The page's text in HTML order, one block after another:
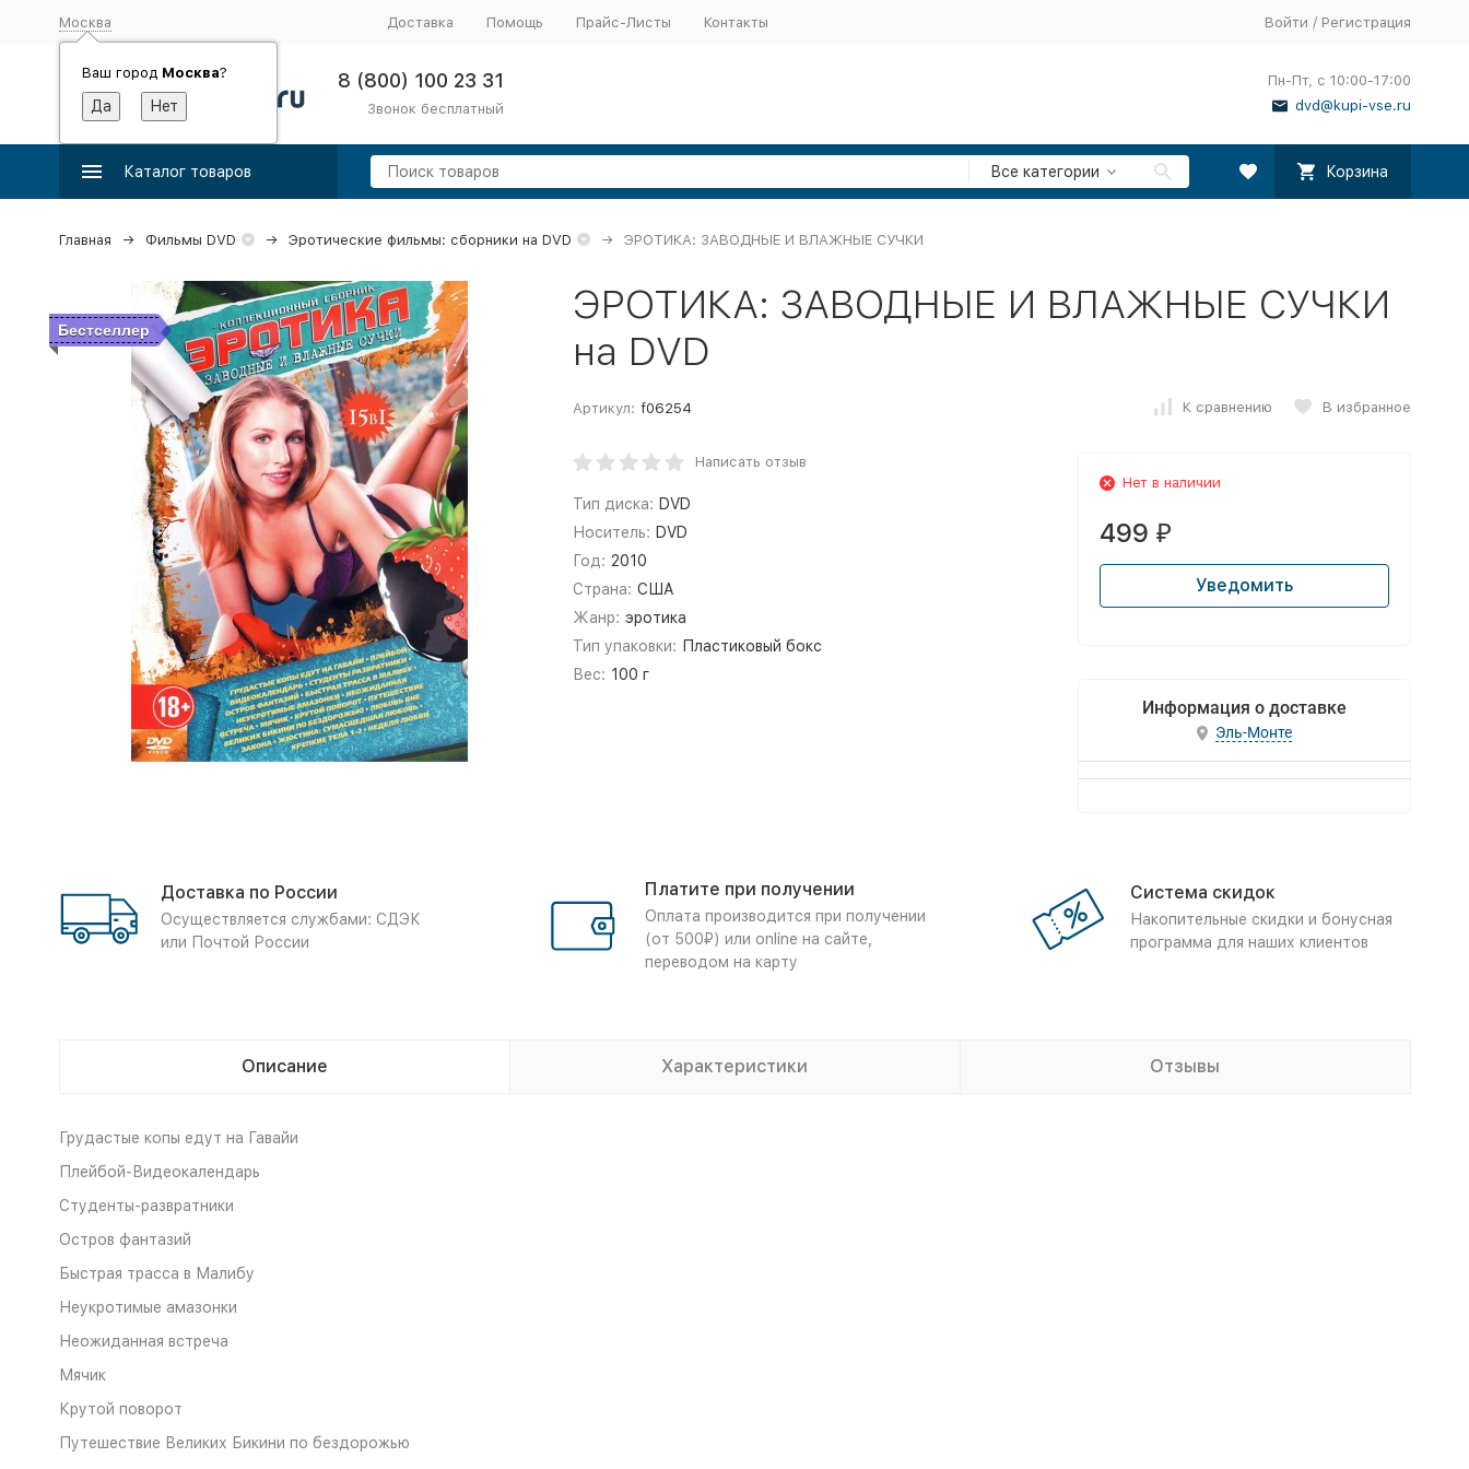
Москва
Ваш город Москва?
Доставка Помощь Прайс-Листы Контакты Войти / Регистрация
8 (800) 100 23 31
Звонок бесплатный
Пн-Пт, с 10:00-17:00
dvd@kupi-vse.ru
Каталог товаров Все категории Корзина
Главная Фильмы DVD Эротические фильмы: сборники на DVD ЭРОТИКА: ЗАВОДНЫЕ И ВЛАЖНЫЕ СУЧКИ
Бестселлер
ЭРОТИКА: ЗАВОДНЫЕ И ВЛАЖНЫЕ СУЧКИ
на DVD
Артикул: f06254 К сравнению В избранное
Написать отзыв
Тип диска: DVD
Носитель: DVD
Год: 2010
Страна: США
Жанр: эротика
Тип упаковки: Пластиковый бокс
Вес: 100 г
Нет в наличии
499 ₽
Уведомить
Информация о доставке
Эль-Монте
Доставка по России
Осуществляется службами: СДЭК
или Почтой России
Платите при получении
Оплата производится при получении
(от 500₽) или online на сайте,
переводом на карту
Система скидок
Накопительные скидки и бонусная
программа для наших клиентов
Описание Характеристики Отзывы
Грудастые копы едут на Гавайи
Плейбой-Видеокалендарь
Студенты-развратники
Остров фантазий
Быстрая трасса в Малибу
Неукротимые амазонки
Неожиданная встреча
Мячик
Крутой поворот
Путешествие Великих Бикини по бездорожью